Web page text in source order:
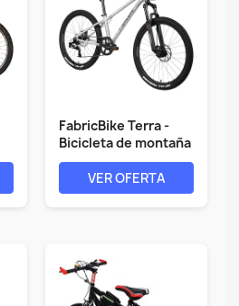
FabricBike Terra -
Bicicleta de montaña
de...
VER OFERTA